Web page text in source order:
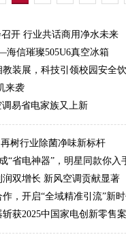
开 行业共话商用净水未来
信璀璨505U6真空冰箱
装展，科技引领校园安全
来袭
易省电家族又上新
树行业除菌净味新标杆
“省电神器”，明星同款你
双增长 新风空调贡献显著
，开启“全域精准引流”新
获2025中国家电创新零售